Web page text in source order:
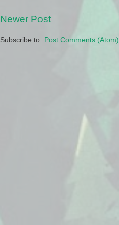
Newer Post
Subscribe to: Post Comments (Atom)